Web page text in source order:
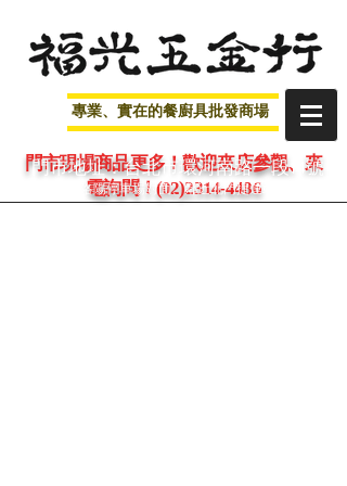
專業、實在的餐廚具批發商場
門市現場商品更多！歡迎來店參觀、來
電詢問！ (02)2314-4486
門市地址：台北市環河南路一段14號
(洛陽停車場對面、鄰近北門捷運站)